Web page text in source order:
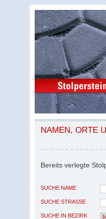
NAMEN, ORTE
Bereits verlegte
SUCHE NAME
SUCHE STRASSE
SUCHE IN BEZIRK